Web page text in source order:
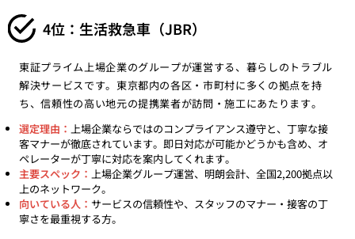
4位：生活救急車（JBR）
東証プライム上場企業のグループが運営する、暮らしのトラブル
解決サービスです。東京都内の各区・市町村に多くの拠点を持
ち、信頼性の高い地元の提携業者が訪問・施工にあたります。
選定理由： 上場企業ならではのコンプライアンス遵守と、丁寧な接
客マナーが徹底されています。即日対応が可能かどうかも含め、オ
ペレーターが丁寧に対応を案内してくれます。
主要スペック： 上場企業グループ運営、明朗会計、全国2,200拠点以
上のネットワーク。
向いている人： サービスの信頼性や、スタッフのマナー・接客の丁
寧さを最重視する方。